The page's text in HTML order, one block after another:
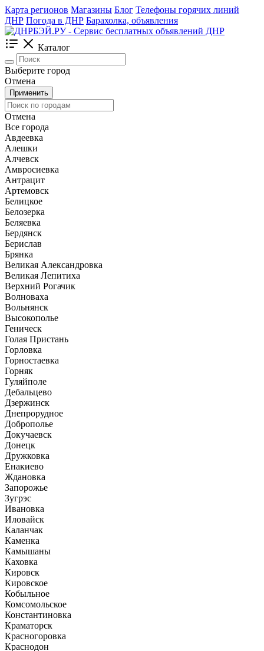
Карта регионов Магазины Блог Телефоны горячих линий
ДНР Погода в ДНР Барахолка, объявления
Каталог
Выберите город
Отмена
Применить
Отмена
Все города
Авдеевка
Алешки
Алчевск
Амвросиевка
Антрацит
Артемовск
Белицкое
Белозерка
Беляевка
Бердянск
Берислав
Брянка
Великая Александровка
Великая Лепитиха
Верхний Рогачик
Волноваха
Вольнянск
Высокополье
Геническ
Голая Пристань
Горловка
Горностаевка
Горняк
Гуляйполе
Дебальцево
Дзержинск
Днепрорудное
Доброполье
Докучаевск
Донецк
Дружковка
Енакиево
Ждановка
Запорожье
Зугрэс
Ивановка
Иловайск
Каланчак
Каменка
Камышаны
Каховка
Кировск
Кировское
Кобыльное
Комсомольское
Константиновка
Краматорск
Красногоровка
Краснодон